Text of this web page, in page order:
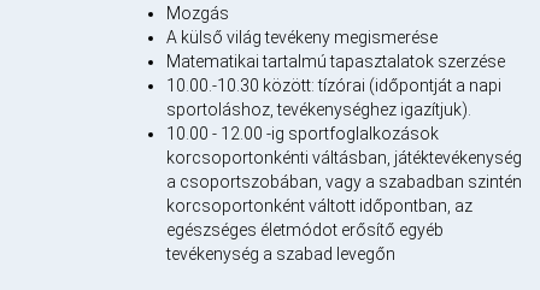
Mozgás
A külső világ tevékeny megismerése
Matematikai tartalmú tapasztalatok szerzése
10.00.-10.30 között: tízórai (időpontját a napi
sportoláshoz, tevékenységhez igazítjuk).
10.00 - 12.00 -ig sportfoglalkozások
korcsoportonkénti váltásban, játéktevékenység
a csoportszobában, vagy a szabadban szintén
korcsoportonként váltott időpontban, az
egészséges életmódot erősítő egyéb
tevékenység a szabad levegőn